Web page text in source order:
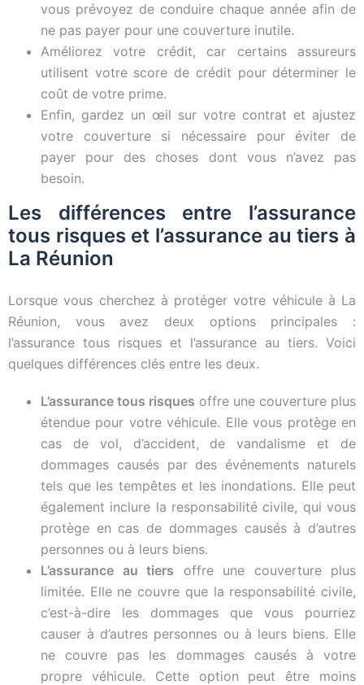
vous prévoyez de conduire chaque année afin de
ne pas payer pour une couverture inutile.
Améliorez votre crédit, car certains assureurs
utilisent votre score de crédit pour déterminer le
coût de votre prime.
Enfin, gardez un œil sur votre contrat et ajustez
votre couverture si nécessaire pour éviter de
payer pour des choses dont vous n’avez pas
besoin.
Les différences entre l’assurance
tous risques et l’assurance au tiers à
La Réunion
Lorsque vous cherchez à protéger votre véhicule à La
Réunion, vous avez deux options principales :
l’assurance tous risques et l’assurance au tiers. Voici
quelques différences clés entre les deux.
L’assurance tous risques offre une couverture plus
étendue pour votre véhicule. Elle vous protège en
cas de vol, d’accident, de vandalisme et de
dommages causés par des événements naturels
tels que les tempêtes et les inondations. Elle peut
également inclure la responsabilité civile, qui vous
protège en cas de dommages causés à d’autres
personnes ou à leurs biens.
L’assurance au tiers offre une couverture plus
limitée. Elle ne couvre que la responsabilité civile,
c’est-à-dire les dommages que vous pourriez
causer à d’autres personnes ou à leurs biens. Elle
ne couvre pas les dommages causés à votre
propre véhicule. Cette option peut être moins